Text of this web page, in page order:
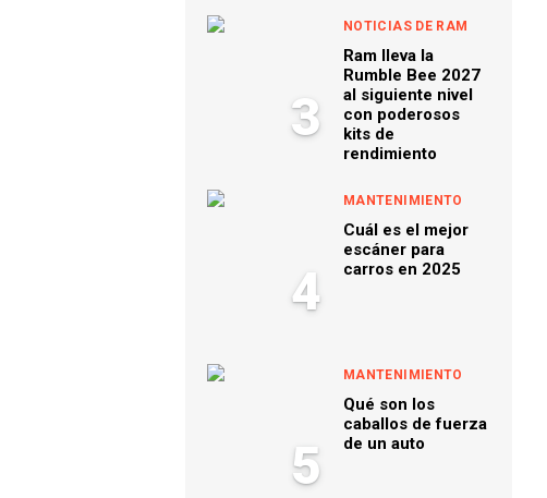
3
NOTICIAS DE RAM
Ram lleva la
Rumble Bee 2027
al siguiente nivel
con poderosos
kits de
rendimiento
4
MANTENIMIENTO
Cuál es el mejor
escáner para
carros en 2025
5
MANTENIMIENTO
Qué son los
caballos de fuerza
de un auto